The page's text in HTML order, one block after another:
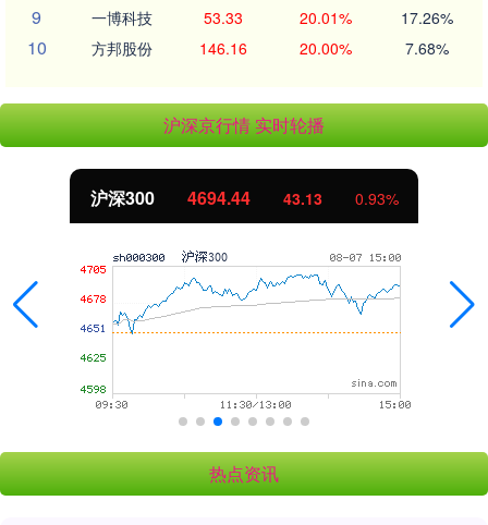
9 一博科技 53.33 20.01% 17.26%
10 方邦股份 146.16 20.00% 7.68%
沪深京行情 实时轮播
沪深300 4694.44 43.13 0.93%
热点资讯